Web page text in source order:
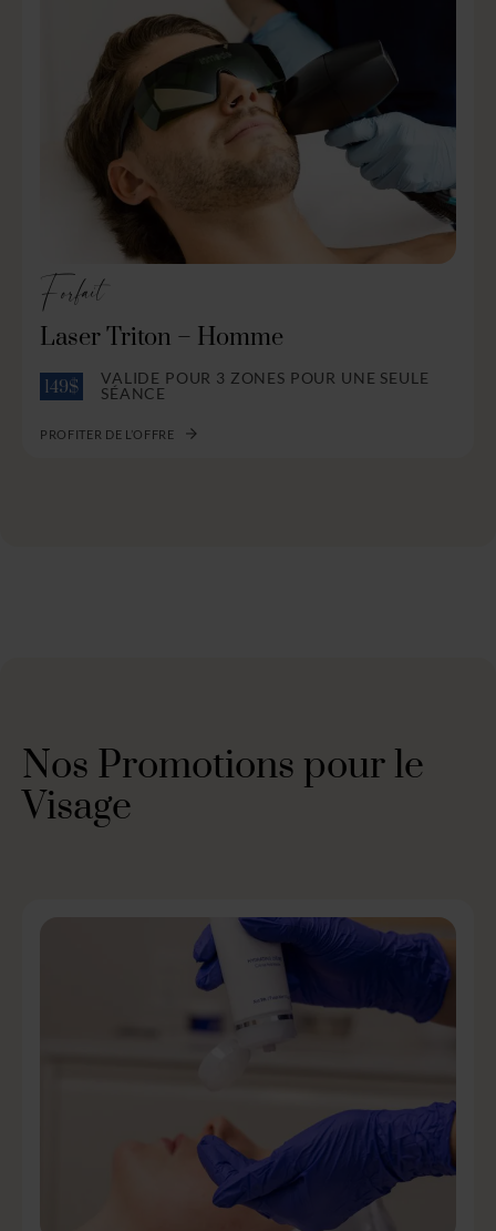
Forfait
Laser Triton – Homme
149$
VALIDE POUR 3 ZONES POUR UNE SEULE
SÉANCE
PROFITER DE L’OFFRE
Nos Promotions pour le
Visage